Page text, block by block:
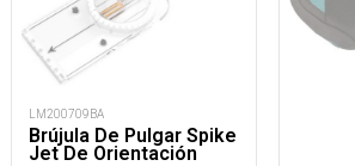
LM200709BA
Brújula De Pulgar Spike
Jet De Orientación